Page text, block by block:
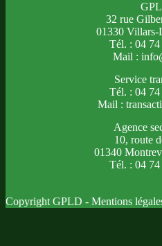
32 rue
01330 Villars-
Tél. : 04
Mail :
Service
Tél. : 04
Mail :
Agence
10, route
01340
Tél. : 04
Copyright GPLD - Mentions